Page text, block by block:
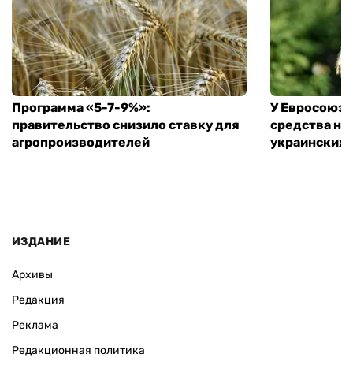
Программа «5-7-9%»:
правительство снизило ставку для
агропроизводителей
У
средства
ИЗДАНИЕ
Архивы
Редакция
Реклама
Редакционная политика